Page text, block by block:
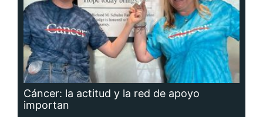
Cáncer: la actitud y la red de apoyo
importan